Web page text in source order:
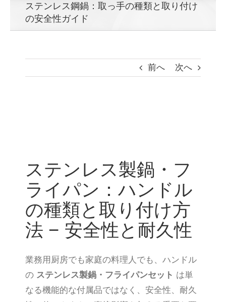
レンジ
クックトップ
グリドル
ホットプレート
調理器具
お問い合わせ
その他
ステンレス鋼鍋：取っ手の種類と取り付け
の安全性ガイド
前へ 次へ
ステンレス製鍋・フ
ライパン：ハンドル
の種類と取り付け方
法 – 安全性と耐久性
業務用厨房でも家庭の料理人でも、ハンドル
の ステンレス製鍋・フライパンセット は単
なる機能的な付属品ではなく、安全性、耐久